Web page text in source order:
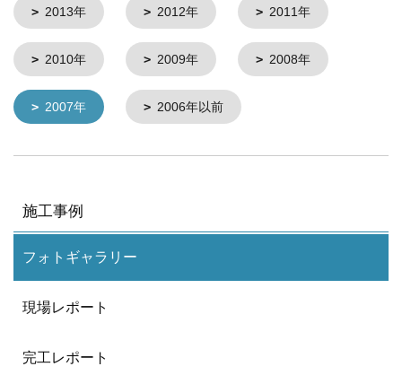
2013年 2012年 2011年
2010年 2009年 2008年
2007年 2006年以前
施工事例
フォトギャラリー
現場レポート
完工レポート